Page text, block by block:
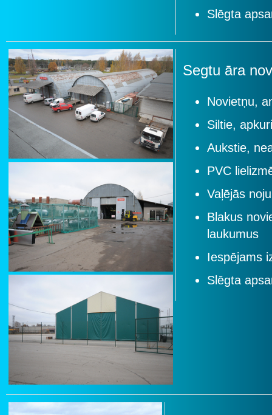
Slēgta
Segtu āra
Novietņu,
Siltie,
Aukstie,
PVC
Vaļējās
Blakus
laukumus
Iespējams
Slēgta